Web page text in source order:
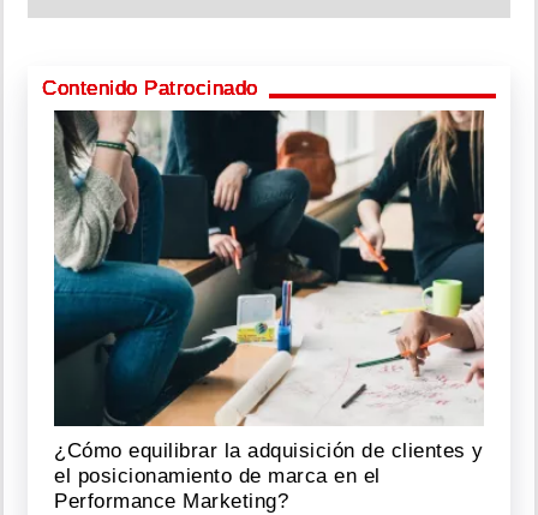
Contenido Patrocinado
¿Cómo equilibrar la adquisición de clientes y
el posicionamiento de marca en el
Performance Marketing?